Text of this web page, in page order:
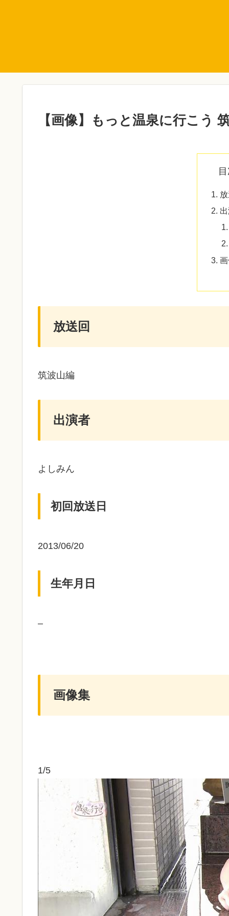
【画像】もっと温泉に行こう
放送回
筑波山編
出演者
よしみん
初回放送日
2013/06/20
生年月日
–
画像集
1/5